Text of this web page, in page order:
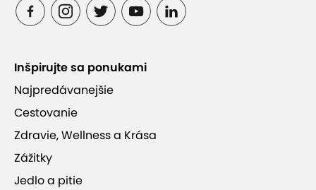
Inšpirujte sa ponukami
Najpredávanejšie
Cestovanie
Zdravie, Wellness a Krása
Zážitky
Jedlo a pitie